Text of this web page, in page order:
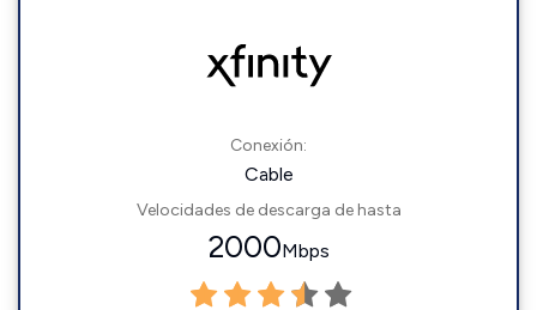
Conexión:
Cable
Velocidades de descarga de hasta
2000Mbps